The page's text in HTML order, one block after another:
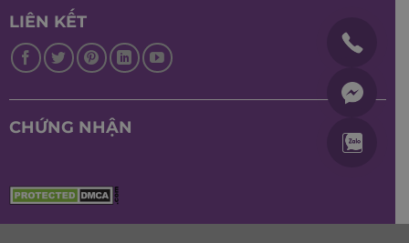
LIÊN KẾT
CHỨNG NHẬN